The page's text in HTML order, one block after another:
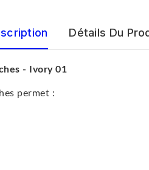
Détails Du
- Ivory 01
permet :